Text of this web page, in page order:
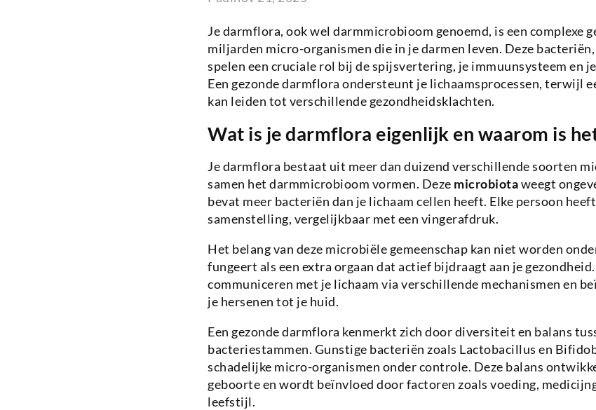
Je darmflora, ook wel darmmicrobioom genoemd, is een complexe
miljarden micro-organismen die in je darmen leven. Deze
spelen een cruciale rol bij de spijsvertering, je immuunsysteem en
Een gezonde darmflora ondersteunt je lichaamsprocessen, terwijl
kan leiden tot verschillende gezondheidsklachten.
Wat is je darmflora eigenlijk en waarom is
Je darmflora bestaat uit meer dan duizend verschillende soorten
samen het darmmicrobioom vormen. Deze microbiotaweegt
bevat meer bacteriën dan je lichaam cellen heeft. Elke persoon
samenstelling, vergelijkbaar met een vingerafdruk.
Het belang van deze microbiële gemeenschap kan niet worden
fungeert als een extra orgaan dat actief bijdraagt aan je
communiceren met je lichaam via verschillende mechanismen en
je hersenen tot je huid.
Een gezonde darmflora kenmerkt zich door diversiteit en balans
bacteriestammen. Gunstige bacteriën zoals Lactobacillus en
schadelijke micro-organismen onder controle. Deze balans
geboorte en wordt beïnvloed door factoren zoals voeding,
leefstijl.